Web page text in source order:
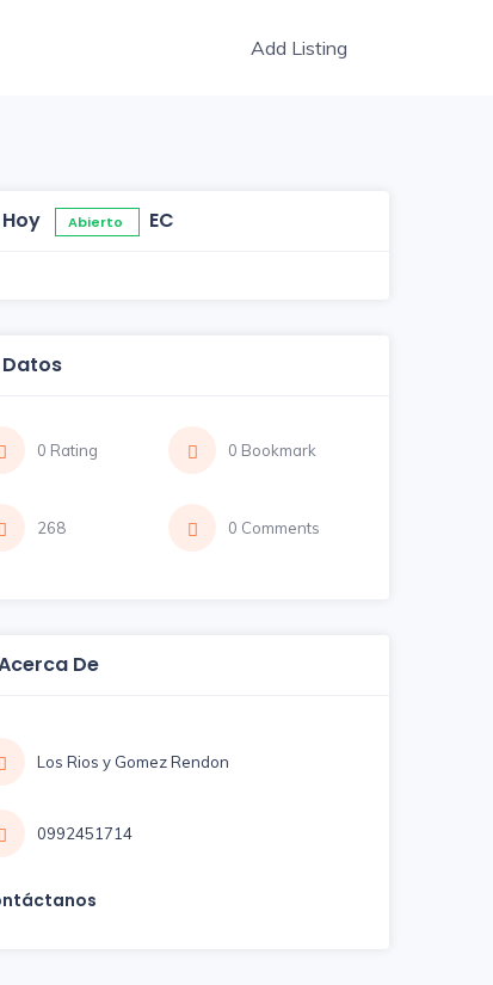
Add Listing
Hoy Abierto EC
Datos
0 Rating 0 Bookmark
268 0 Comments
De
Los Rios y Gomez Rendon
0992451714